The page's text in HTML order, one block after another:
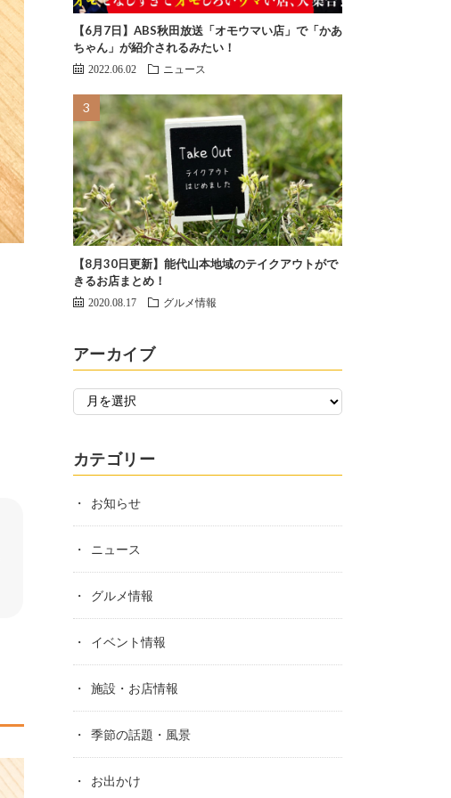
【6月7日】ABS秋田放送「オモウマい店」で「かあ
ちゃん」が紹介されるみたい！
2022.06.02 ニュース
【8月30日更新】能代山本地域のテイクアウトがで
きるお店まとめ！
2020.08.17 グルメ情報
アーカイブ
カテゴリー
お知らせ
ニュース
グルメ情報
イベント情報
施設・お店情報
季節の話題・風景
お出かけ